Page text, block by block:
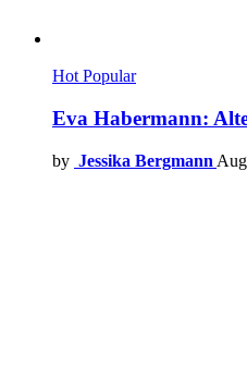
Hot Popular
Eva Habermann:
by Jessika Bergmann